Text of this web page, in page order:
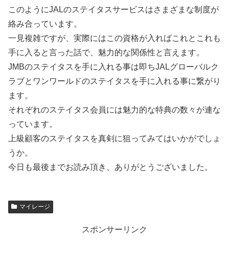
このようにJALのステイタスサービスはさまざまな制度が
絡み合っています。
一見複雑ですが、実際にはこの資格が入ればこれとこれも
手に入ると言った話で、魅力的な関係性と言えます。
JMBのステイタスを手に入れる事は即ちJALグローバルク
ラブとワンワールドのステイタスを手に入れる事に繋がり
ます。
それぞれのステイタス会員には魅力的な特典の数々が連な
っています。
上級顧客のステイタスを真剣に狙ってみてはいかがでしょ
うか。
今日も最後までお読み頂き、ありがとうございました。
マイレージ
スポンサーリンク